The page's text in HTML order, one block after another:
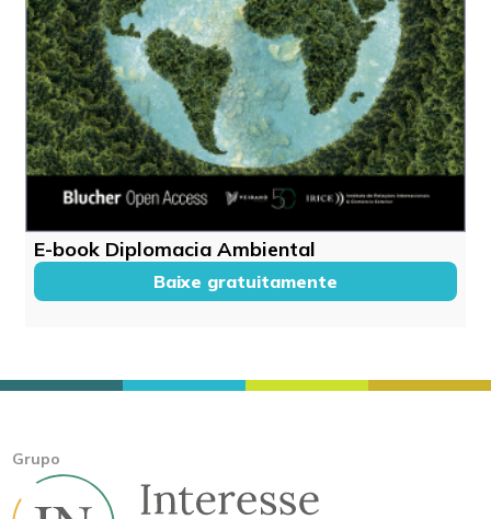
E-book Diplomacia Ambiental
Baixe gratuitamente
Grupo